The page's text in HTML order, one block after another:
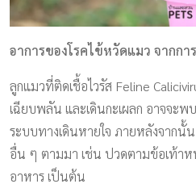
อาการของโรคไข้หวัดแมว จากกา
ลูกแมวที่ติดเชื้อไวรัส Feline
เฉียบพลัน และเดินกะเผลก อาจจะ
ระบบทางเดินหายใจ ภายหลังจากนั้
อื่น ๆ ตามมา เช่น ปวดตามข้อเท้าห
อาหาร เป็นต้น